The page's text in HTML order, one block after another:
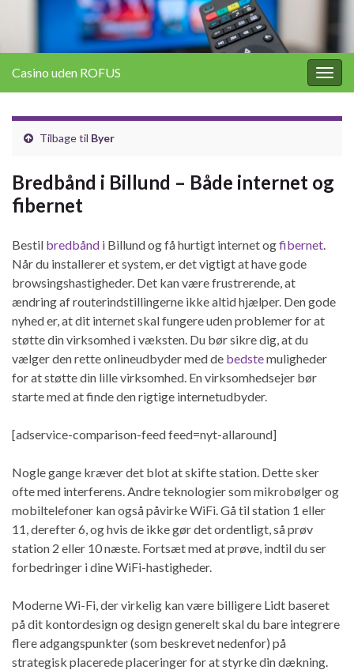
Casino uden ROFUS
Tilbage til Byer
Bredbånd i Billund – Både internet og
fibernet
Bestil bredbånd i Billund og få hurtigt internet ogfibernet
Når du installerer et system, er det vigtigt at have gode
browsingshastigheder. Det kan være frustrerende, at
ændring af routerindstillingerne ikke altid hjælper. Den gode
nyhed er, at dit internet skal fungere uden problemer for at
støtte din virksomhed i væksten. Du bør sikre dig, at du
vælger den rette onlineudbyder med de bedstemuligheder
for at støtte din lille virksomhed. En virksomhedsejer bør
starte med at finde den rigtige internetudbyder.
[adservice-comparison-feed feed=nyt-allaround]
Nogle gange kræver det blot at skifte station. Dette sker
ofte med interferens. Andre teknologier som mikrobølger og
mobiltelefoner kan også påvirke WiFi. Gå til station 1 eller
11, derefter 6, og hvis de ikke gør det ordentligt, så prøv
station 2 eller 10 næste. Fortsæt med at prøve, indtil du ser
forbedringer i dine WiFi-hastigheder.
Moderne Wi-Fi, der virkelig kan være billigere Lidt baseret
på dit kontordesign og design generelt skal du bare integrere
flere adgangspunkter (som beskrevet nedenfor) på
strategisk placerede placeringer for at styrke din dækning.